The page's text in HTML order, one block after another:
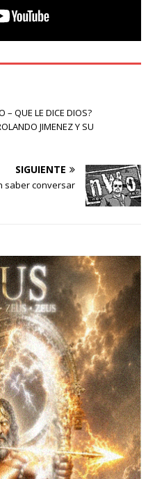
– QUE LE DICE DIOS?
JIMENEZ Y SU
SIGUIENTE
saber conversar